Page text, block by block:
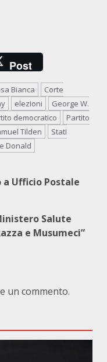
Post
Bianca
Corte
elezioni
George W.
democratico
Partito
Tilden
Stati
Donald
Ufficio Postale
Salute
e Musumeci”
un commento.